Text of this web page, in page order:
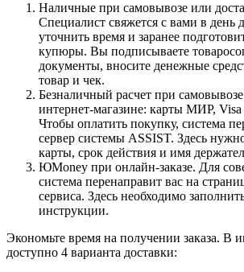
Наличные при самовывозе или
Специалист свяжется с вами в день
уточнить время и заранее
купюры. Вы подписываете
документы, вносите денежные
товар и чек.
Безналичный расчет при
интернет-магазине: карты МИР, Visa
Чтобы оплатить покупку, система
сервер системы ASSIST. Здесь
карты, срок действия и имя
ЮMoney при онлайн-заказе. Для
система перенаправит вас на
сервиса. Здесь необходимо
инструкции.
Экономьте время на получении заказа. В
доступно 4 варианта доставки: